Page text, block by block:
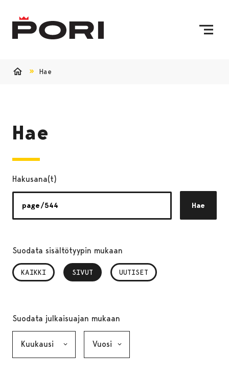
Hae
Hae
Hakusana(t)
Hae
Suodata sisältötyypin mukaan
KAIKKI SIVUT
, VALITTU UUTISET
Suodata julkaisuajan mukaan